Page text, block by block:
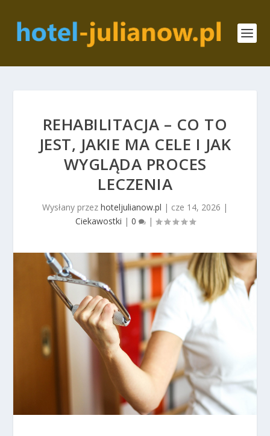
REHABILITACJA – CO TO
JEST, JAKIE MA CELE I JAK
WYGLĄDA PROCES
LECZENIA
Wysłany przez hoteljulianow.pl | cze 14, 2026 |
Ciekawostki | 0 |